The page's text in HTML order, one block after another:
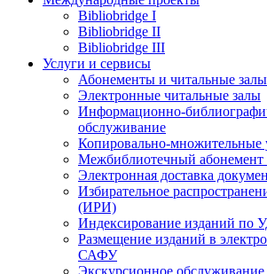
Bibliobridge I
Bibliobridge II
Bibliobridge III
Услуги и сервисы
Абонементы и читальные залы
Электронные читальные залы
Информационно-
обслуживание
Копировально-множительные
Межбиблиотечный
Электронная доставка
Избирательное
(ИРИ)
Индексирование изданий
Размещение изданий в
САФУ
Экскурсионное обслуживание